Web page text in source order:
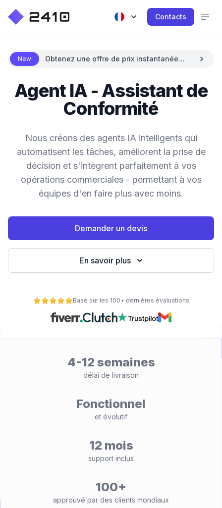
Contacts
New
Obtenez une offre de prix instantanée
Agent IA - Assistant de
Conformité
Nous créons des agents IA intelligents qui
automatisent les tâches, améliorent la prise de
décision et s'intègrent parfaitement à vos
opérations commerciales - permettant à vos
équipes d'en faire plus avec moins.
Demander un devis
En savoir plus
Basé sur les 100+ dernières évaluations
4-12 semaines
délai de livraison
Fonctionnel
et évolutif
12 mois
support inclus
100+
approuvé par des clients mondiaux